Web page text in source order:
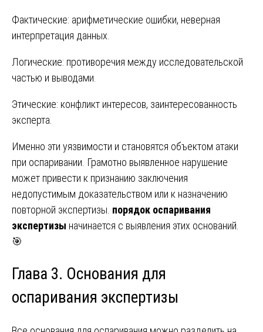
Фактические: арифметические ошибки, неверная
интерпретация данных.
Логические: противоречия между исследовательской
частью и выводами.
Этические: конфликт интересов, заинтересованность
эксперта.
Именно эти уязвимости и становятся объектом атаки
при оспаривании. Грамотно выявленное нарушение
может привести к признанию заключения
недопустимым доказательством или к назначению
повторной экспертизы. порядок оспаривания
экспертизы начинается с выявления этих оснований.
🎯
Глава 3. Основания для
оспаривания экспертизы